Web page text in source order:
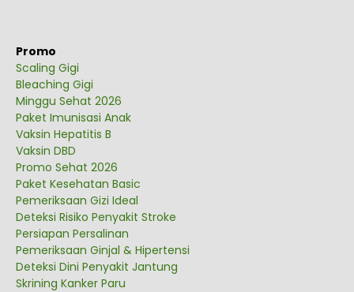
Promo
Scaling Gigi
Bleaching Gigi
Minggu Sehat 2026
Paket Imunisasi Anak
Vaksin Hepatitis B
Vaksin DBD
Promo Sehat 2026
Paket Kesehatan Basic
Pemeriksaan Gizi Ideal
Deteksi Risiko Penyakit Stroke
Persiapan Persalinan
Pemeriksaan Ginjal & Hipertensi
Deteksi Dini Penyakit Jantung
Skrining Kanker Paru